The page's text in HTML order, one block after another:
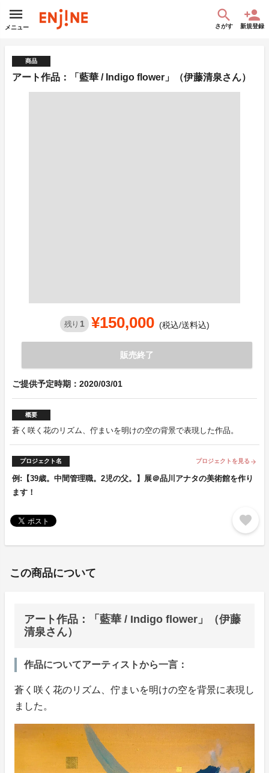
メニュー さがす 新規登録
商品
アート作品：「藍華 / Indigo flower」（伊藤清泉さん）
残り 1 ¥150,000 (税込/送料込)
販売終了
ご提供予定時期：2020/03/01
概要
蒼く咲く花のリズム、佇まいを明けの空の背景で表現した作品。
プロジェクト名 プロジェクトを見る arrow_forward
例:【39歳。中間管理職。2児の父。】展＠品川アナタの美術館を作り
ます！
favorite
この商品について
アート作品：「藍華 / Indigo flower」（伊藤
清泉さん）
作品についてアーティストから一言：
蒼く咲く花のリズム、佇まいを明けの空を背景に表現し
ました。